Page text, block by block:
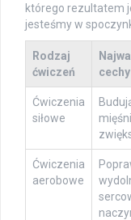
którego rezultatem
jesteśmy w
Rodzaj
ćwiczeń
cechy
Ćwiczenia
siłowe
Ćwiczenia
aerobowe